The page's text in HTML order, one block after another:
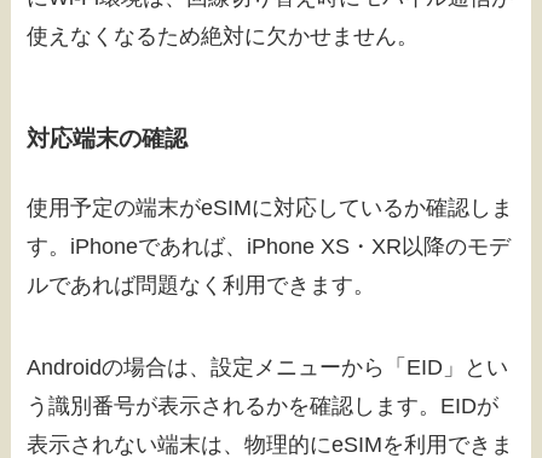
使えなくなるため絶対に欠かせません。
対応端末の確認
使用予定の端末がeSIMに対応しているか確認しま
す。iPhoneであれば、iPhone XS・XR以降のモデ
ルであれば問題なく利用できます。
Androidの場合は、設定メニューから「EID」とい
う識別番号が表示されるかを確認します。EIDが
表示されない端末は、物理的にeSIMを利用できま